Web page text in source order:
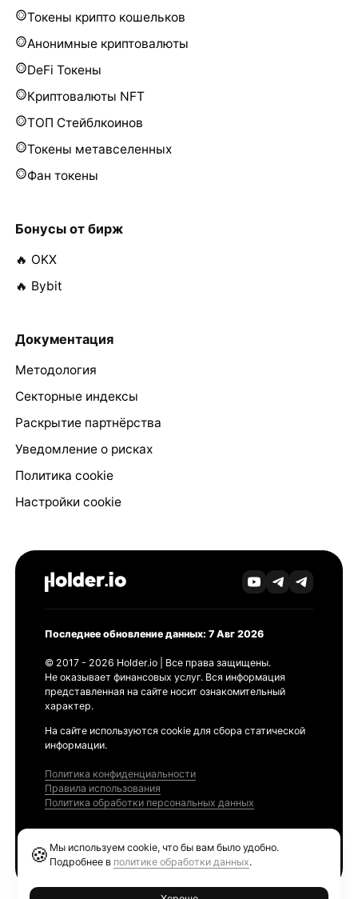
Токены крипто кошельков
Анонимные криптовалюты
DeFi Токены
Криптовалюты NFT
ТОП Стейблкоинов
Токены метавселенных
Фан токены
Бонусы от бирж
🔥 OKX
🔥 Bybit
Документация
Методология
Секторные индексы
Раскрытие партнёрства
Уведомление о рисках
Политика cookie
Настройки cookie
Последнее обновление данных: 7 Авг 2026
© 2017 - 2026 Holder.io | Все права защищены.
Не оказывает финансовых услуг. Вся информация
представленная на сайте носит ознакомительный
характер.
На сайте используются cookie для сбора статической
информации.
Политика конфиденциальности
Правила использования
Политика обработки персональных данных
🍪 Мы используем cookie, что бы вам было удобно.
Подробнее в политике обработки данных.
Ethereum GAS Tracker